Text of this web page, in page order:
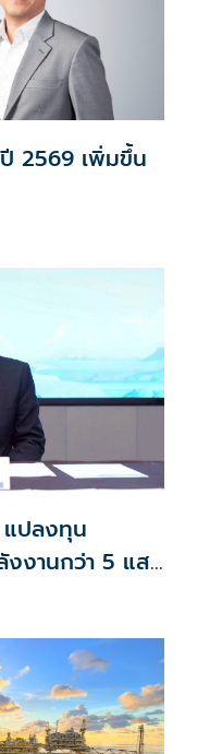
ปี 2569 เพิ่มขึ้น
ปลงทุน
งานกว่า 5 แสน